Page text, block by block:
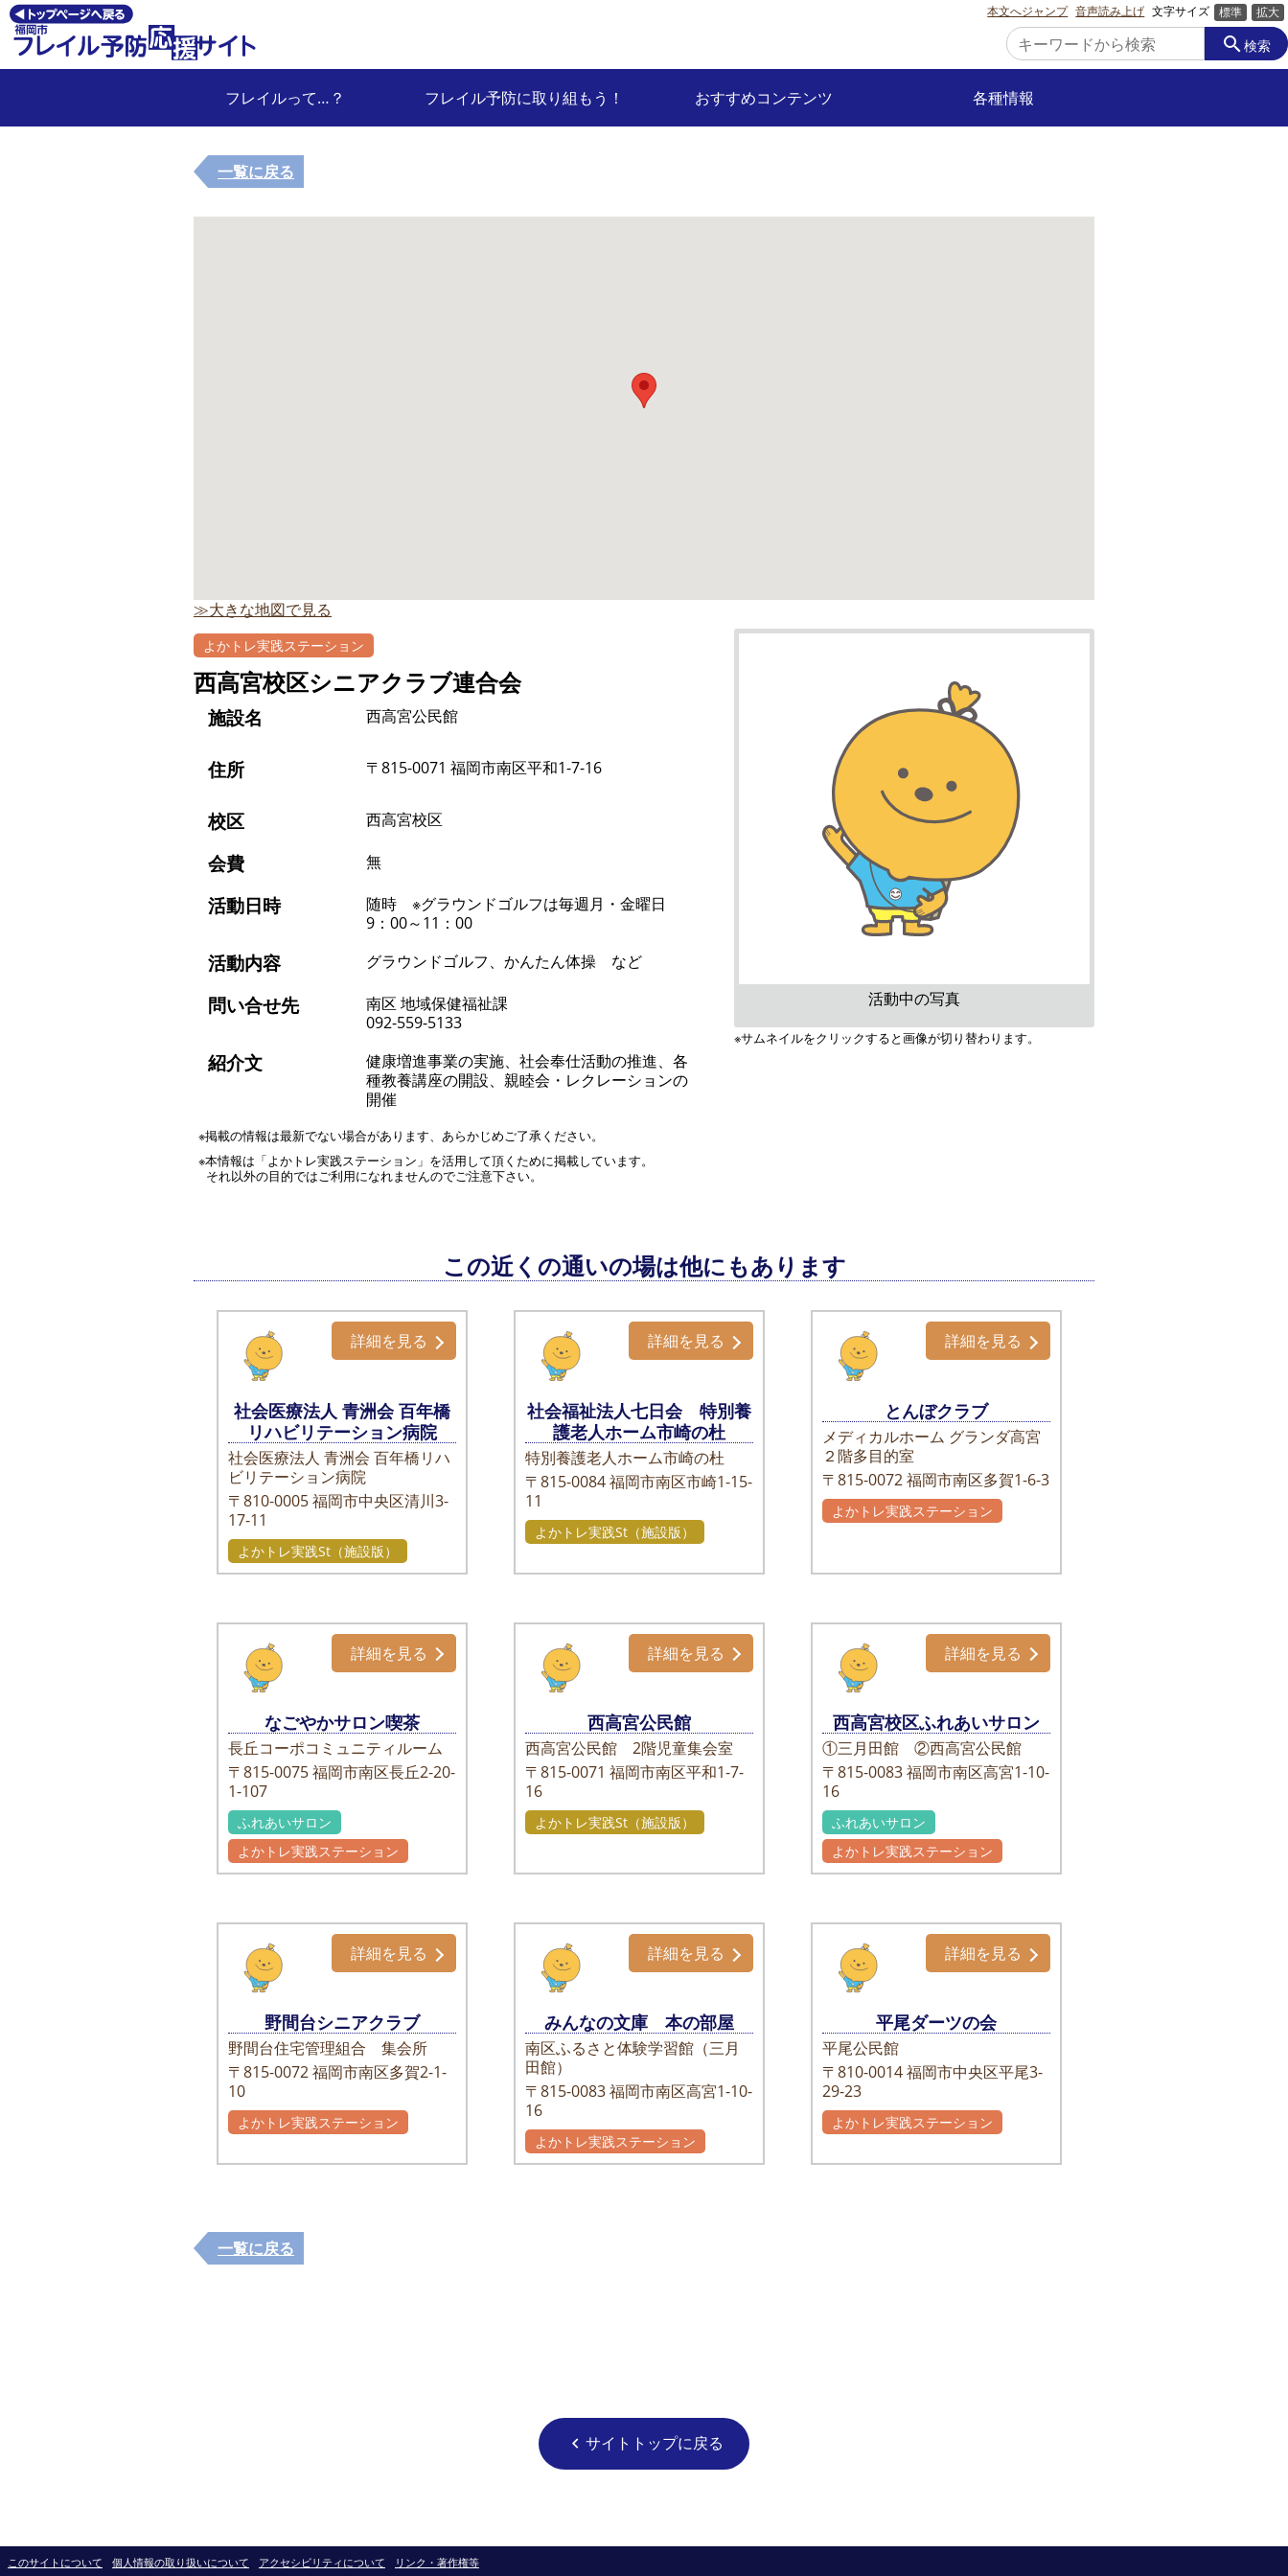
本文へジャンプ 音声読み上げ 文字サイズ 標準 拡大
search検索
フレイルって…？ フレイル予防に取り組もう！ おすすめコンテンツ 各種情報
一覧に戻る
≫大きな地図で見る
よかトレ実践ステーション
西高宮校区シニアクラブ連合会
施設名 西高宮公民館
住所 〒815-0071 福岡市南区平和1-7-16
校区 西高宮校区
会費 無
活動日時
随時 ※グラウンドゴルフは毎週月・金曜日
9：00～11：00
活動内容 グラウンドゴルフ、かんたん体操 など
問い合せ先
南区 地域保健福祉課
092-559-5133
紹介文
健康増進事業の実施、社会奉仕活動の推進、各
種教養講座の開設、親睦会・レクレーションの
開催
※掲載の情報は最新でない場合があります、あらかじめご了承ください。
※本情報は「よかトレ実践ステーション」を活用して頂くために掲載しています。
それ以外の目的ではご利用になれませんのでご注意下さい。
活動中の写真
※サムネイルをクリックすると画像が切り替わります。
この近くの通いの場は他にもあります
社会医療法人 青洲会 百年橋
リハビリテーション病院
社会医療法人 青洲会 百年橋リハ
ビリテーション病院
〒810-0005福岡市中央区清川3-
17-11
詳細を見る
よかトレ実践St（施設版）
社会福祉法人七日会 特別養
護老人ホーム市崎の杜
特別養護老人ホーム市崎の杜
〒815-0084福岡市南区市崎1-15-
11
詳細を見る
よかトレ実践St（施設版）
とんぼクラブ
メディカルホーム グランダ高宮
２階多目的室
〒815-0072 福岡市南区多賀1-6-3
詳細を見る
よかトレ実践ステーション
なごやかサロン喫茶
長丘コーポコミュニティルーム
〒815-0075福岡市南区長丘2-20-
1-107
詳細を見る
ふれあいサロン
よかトレ実践ステーション
西高宮公民館
西高宮公民館 2階児童集会室
〒815-0071 福岡市南区平和1-7-
16
詳細を見る
よかトレ実践St（施設版）
西高宮校区ふれあいサロン
①三月田館 ②西高宮公民館
〒815-0083 福岡市南区高宮1-10-
16
詳細を見る
ふれあいサロン
よかトレ実践ステーション
野間台シニアクラブ
野間台住宅管理組合 集会所
〒815-0072福岡市南区多賀2-1-
10
詳細を見る
よかトレ実践ステーション
みんなの文庫 本の部屋
南区ふるさと体験学習館（三月
田館）
〒815-0083福岡市南区高宮1-10-
16
詳細を見る
よかトレ実践ステーション
平尾ダーツの会
平尾公民館
〒810-0014 福岡市中央区平尾3-
29-23
詳細を見る
よかトレ実践ステーション
一覧に戻る
chevron_left サイトトップに戻る
このサイトについて 個人情報の取り扱いについて アクセシビリティについて リンク・著作権等